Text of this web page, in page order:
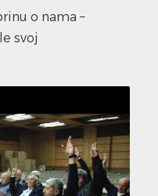
o nama –
svoj